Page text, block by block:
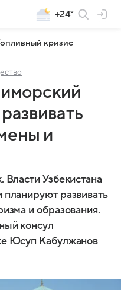
+24°
кризис
и
Узбекистана
развивать
и образования.
консул
Юсуп Кабулжанов